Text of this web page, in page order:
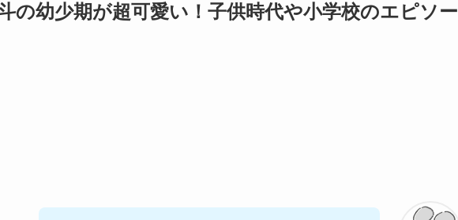
の幼少期が超可愛い！子供時代や小学校のエピソー